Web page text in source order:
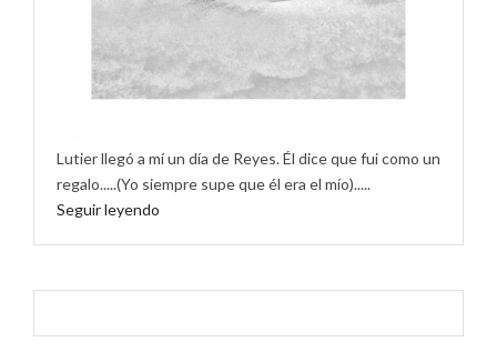
Lutier llegó a mí un día de Reyes. Él dice que fui como un
regalo.....(Yo siempre supe que él era el mío).....
Seguir leyendo